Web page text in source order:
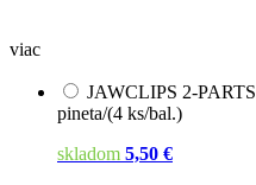
viac
JAWCLIPS 2-
pineta/(4 ks/bal.)
skladom 5,50 €